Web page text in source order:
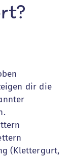
dir die
(Klettergurt,